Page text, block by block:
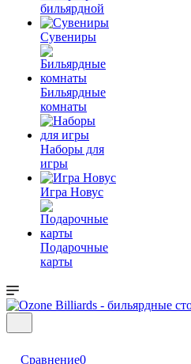
бильярдной
Сувениры
Бильярдные
комнаты
Наборы для
игры
Игра Новус
Подарочные
карты
Сравнение0